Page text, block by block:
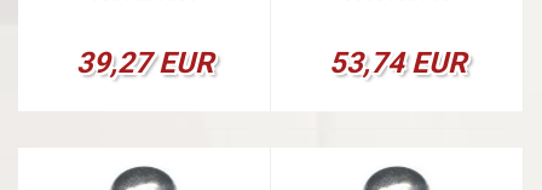
39,27 EUR 53,74 EUR